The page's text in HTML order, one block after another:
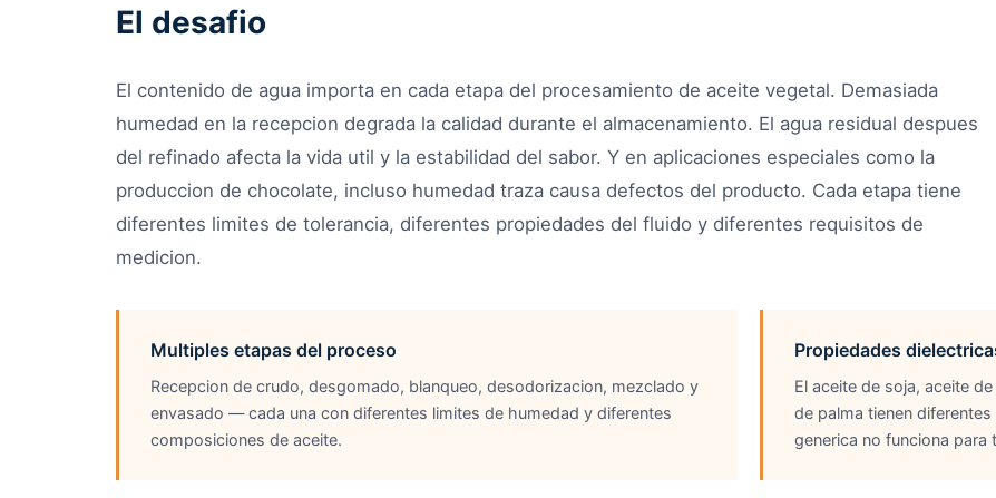
El desafio
El contenido de agua importa en cada etapa del procesamiento de aceite vegetal. Demasiada
humedad en la recepcion degrada la calidad durante el almacenamiento. El agua residual despues
del refinado afecta la vida util y la estabilidad del sabor. Y en aplicaciones especiales como la
produccion de chocolate, incluso humedad traza causa defectos del producto. Cada etapa tiene
diferentes limites de tolerancia, diferentes propiedades del fluido y diferentes requisitos de
medicion.
Multiples etapas del proceso
Recepcion de crudo, desgomado, blanqueo, desodorizacion, mezclado y
envasado — cada una con diferentes limites de humedad y diferentes
composiciones de aceite.
Propiedades
El aceite de soja, aceite
de palma tienen
generica no funciona